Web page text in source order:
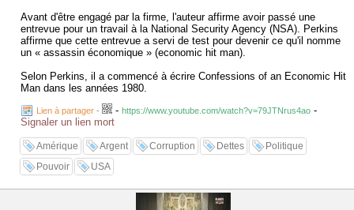
Avant d'être engagé par la firme, l'auteur affirme avoir passé une
entrevue pour un travail à la National Security Agency (NSA). Perkins
affirme que cette entrevue a servi de test pour devenir ce qu'il nomme
un « assassin économique » (economic hit man).
Selon Perkins, il a commencé à écrire Confessions of an Economic Hit
Man dans les années 1980.
Lien à partager - - https://www.youtube.com/watch?v=79JTNrus4ao -
Signaler un lien mort
Amérique Argent Corruption Dettes
Politique
Pouvoir
USA